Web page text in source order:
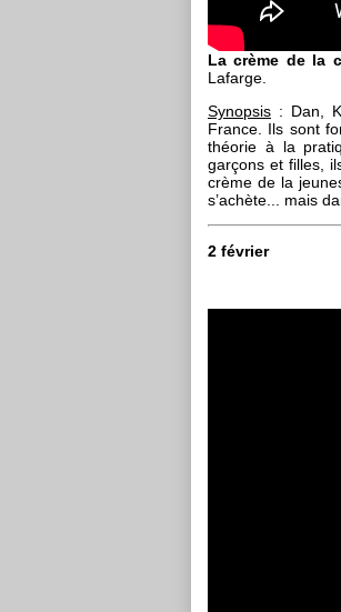
La crème de la
Lafarge.
Synopsis : Dan,
France. Ils sont
théorie à la
garçons et filles,
crème de la
s’achète... mais
2 février